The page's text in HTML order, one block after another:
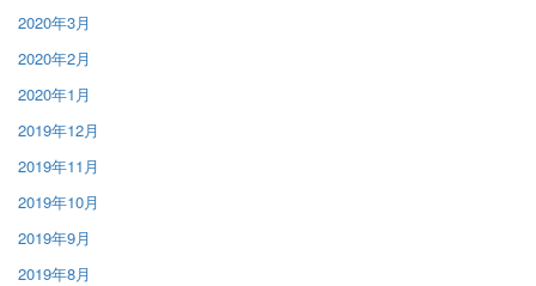
2020年3月
2020年2月
2020年1月
2019年12月
2019年11月
2019年10月
2019年9月
2019年8月